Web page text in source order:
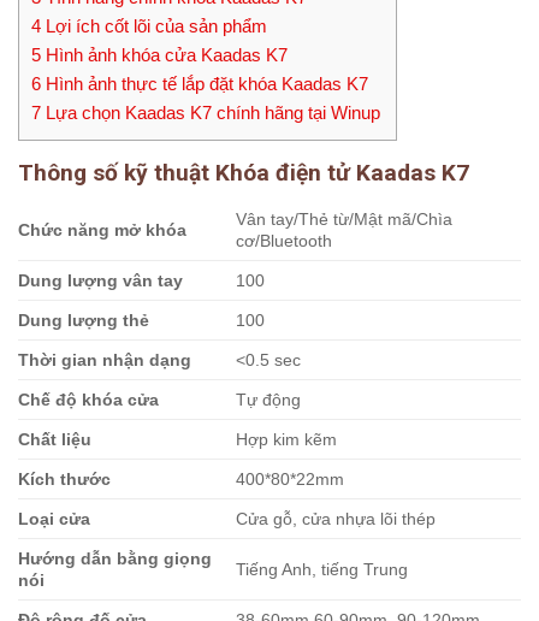
4 Lợi ích cốt lõi của sản phẩm
5 Hình ảnh khóa cửa Kaadas K7
6 Hình ảnh thực tế lắp đặt khóa Kaadas K7
7 Lựa chọn Kaadas K7 chính hãng tại Winup
Thông số kỹ thuật Khóa điện tử Kaadas K7
Chức năng mở khóa
Vân tay/Thẻ từ/Mật mã/Chìa
cơ/Bluetooth
Dung lượng vân tay 100
Dung lượng thẻ 100
Thời gian nhận dạng <0.5 sec
Chế độ khóa cửa Tự động
Chất liệu Hợp kim kẽm
Kích thước 400*80*22mm
Loại cửa Cửa gỗ, cửa nhựa lõi thép
Hướng dẫn bằng giọng
nói
Tiếng Anh, tiếng Trung